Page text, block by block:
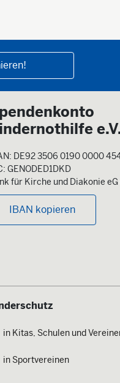
DE92 3506 0190 0000
GENODED1DKD
für Kirche und Diakonie
IBAN kopieren
in Kitas, Schulen und
in Sportvereinen